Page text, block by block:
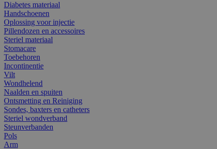
Diabetes materiaal
Handschoenen
Oplossing voor injectie
Pillendozen en accessoires
Steriel materiaal
Stomacare
Toebehoren
Incontinentie
Vilt
Wondhelend
Naalden en spuiten
Ontsmetting en Reiniging
Sondes, baxters en catheters
Steriel wondverband
Steunverbanden
Pols
Arm